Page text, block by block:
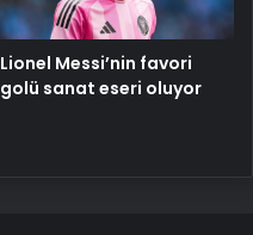
Lionel Messi’nin favori
golü sanat eseri oluyor